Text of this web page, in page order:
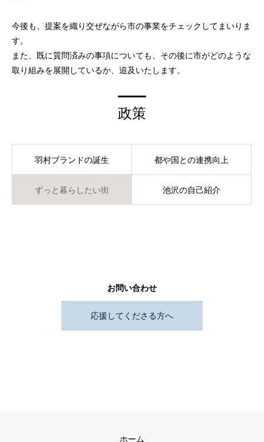
今後も、提案を織り交ぜながら市の事業をチェックしてまいりま
す。
また、既に質問済みの事項についても、その後に市がどのような
取り組みを展開しているか、追及いたします。
政策
羽村ブランドの誕生 都や国との連携向上
ずっと暮らしたい街 池沢の自己紹介
お問い合わせ
応援してくださる方へ
ホーム